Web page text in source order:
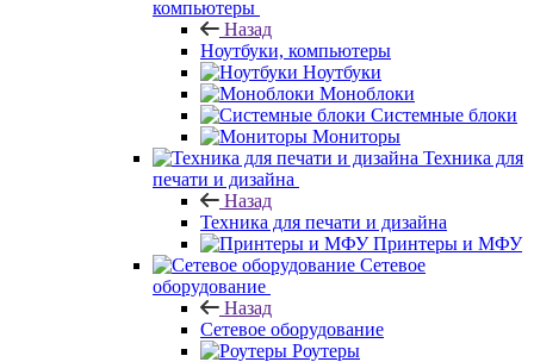
компьютеры
Назад
Ноутбуки, компьютеры
Ноутбуки
Моноблоки
Системные блоки
Мониторы
Техника для
печати и дизайна
Назад
Техника для печати и дизайна
Принтеры и МФУ
Сетевое
оборудование
Назад
Сетевое оборудование
Роутеры